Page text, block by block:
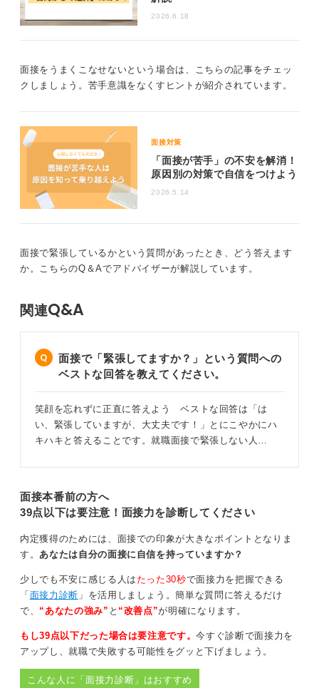
もあるので、積極的に質問していきましょう。
を意識しましょう。
たとえば、「なぜその会社に入社したのか」「これまで
問を続けることで、5分でも10分でも、あるいは20分で
も会話を継続できます。
面接官の実体験は就活生にとってもかなり有益な情報に
なることが多いので、節度は守りつつ、いろいろ聞いて
みてくださいね。
2026.6.18
面接をうまくこなせないという場合は、こちらの記事をチェッ
クしましょう。苦手意識をなくすヒントが紹介されています。
面接対策
「面接が苦手」の不安を解消！
原因別の対策で自信をつけよう
2026.5.14
面接で緊張しているかという質問があったとき、どう答えます
か。こちらのQ＆Aでアドバイザーが解説しています。
関連Q&A
面接で「緊張してますか？」という質問への
ベストな回答を教えてください。
笑顔を忘れずに正直に答えよう ベストな回答は「は
い、緊張していますが、大丈夫です！」とにこやかにハ
キハキと答えることです。就職面接で緊張しない人…
面接本番前の方へ
39点以下は要注意！面接力を診断してください
内定獲得のためには、面接での印象が大きなポイントとなりま
す。あなたは自分の面接に自信を持っていますか？
少しでも不安に感じる人は たった30秒で面接力を把握できる
「 面接力診断 」を活用しましょう。簡単な質問に答えるだけ
で、 “あなたの強み” と “改善点”が明確になります。
もし39点以下だった場合は要注意です。今すぐ診断で面接力を
アップし、就職で失敗する可能性をグッと下げましょう。
こんな人に「面接力診断」はおすすめ